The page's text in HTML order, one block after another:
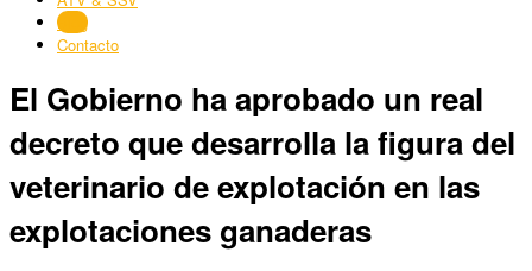
Blog
Contacto
El Gobierno ha aprobado un real
decreto que desarrolla la figura del
veterinario de explotación en las
explotaciones ganaderas